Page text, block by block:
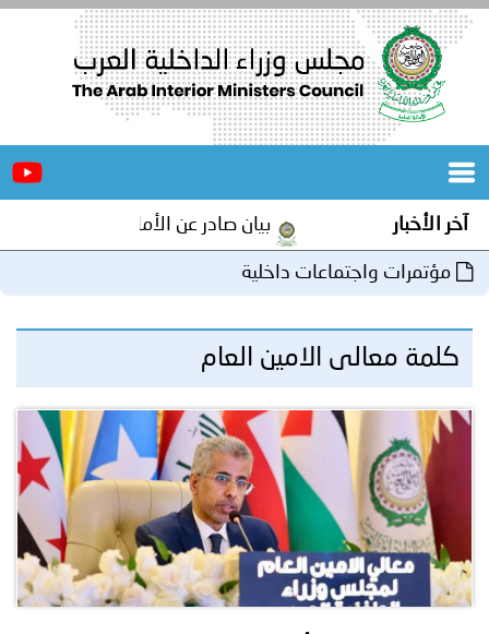
الرئيسية
المجلس
مؤتمرات
و
اجتماعات
جهود
و
إنجازات
برامج
توعوية
الخدمات
الإلكترونية
صور
وفيديو
مجلة
آخر الأخبار بيان صادر عن الأمانة العامة لمجلس
مؤتمرات واجتماعات داخلية
كلمة معالى الامين العام